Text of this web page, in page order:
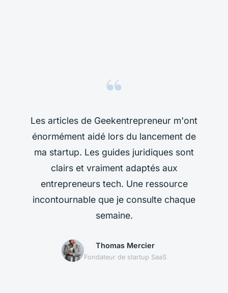
“
Les articles de Geekentrepreneur m'ont
énormément aidé lors du lancement de
ma startup. Les guides juridiques sont
clairs et vraiment adaptés aux
entrepreneurs tech. Une ressource
incontournable que je consulte chaque
semaine.
Thomas Mercier
Fondateur de startup SaaS